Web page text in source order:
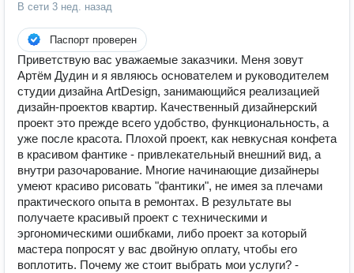
В сети 3 нед. назад
Паспорт проверен
Приветствую вас уважаемые заказчики. Меня зовут
Артём Дудин и я являюсь основателем и руководителем
студии дизайна ArtDesign, занимающийся реализацией
дизайн-проектов квартир. Качественный дизайнерский
проект это прежде всего удобство, функциональность, а
уже после красота. Плохой проект, как невкусная конфета
в красивом фантике - привлекательный внешний вид, а
внутри разочарование. Многие начинающие дизайнеры
умеют красиво рисовать "фантики", не имея за плечами
практического опыта в ремонтах. В результате вы
получаете красивый проект с техническими и
эргономическими ошибками, либо проект за который
мастера попросят у вас двойную оплату, чтобы его
воплотить. Почему же стоит выбрать мои услуги? -